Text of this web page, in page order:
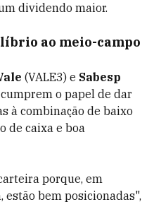
dividendo maior.
ao meio-campo
(VALE3) e Sabesp
cumprem o papel de dar
à combinação de baixo
de caixa e boa
porque, em
estão bem posicionadas",